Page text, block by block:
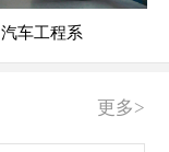
汽车工程系
更多>